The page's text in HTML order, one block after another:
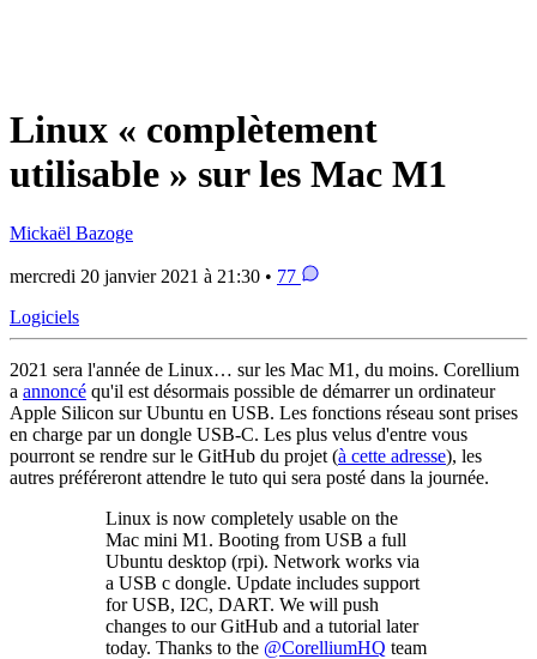
Linux « complètement
utilisable » sur les Mac M1
Mickaël Bazoge
mercredi 20 janvier 2021 à 21:30 • 77
Logiciels
2021 sera l'année de Linux… sur les Mac M1, du moins. Corellium
a annoncé qu'il est désormais possible de démarrer un ordinateur
Apple Silicon sur Ubuntu en USB. Les fonctions réseau sont prises
en charge par un dongle USB-C. Les plus velus d'entre vous
pourront se rendre sur le GitHub du projet (à cette adresse), les
autres préféreront attendre le tuto qui sera posté dans la journée.
Linux is now completely usable on the
Mac mini M1. Booting from USB a full
Ubuntu desktop (rpi). Network works via
a USB c dongle. Update includes support
for USB, I2C, DART. We will push
changes to our GitHub and a tutorial later
today. Thanks to the @CorelliumHQ team